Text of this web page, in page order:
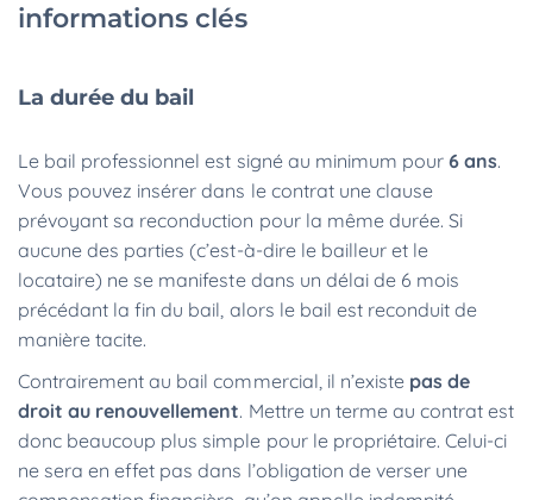
informations clés
La durée du bail
Le bail professionnel est signé au minimum pour 6 ans.
Vous pouvez insérer dans le contrat une clause
prévoyant sa reconduction pour la même durée. Si
aucune des parties (c’est-à-dire le bailleur et le
locataire) ne se manifeste dans un délai de 6 mois
précédant la fin du bail, alors le bail est reconduit de
manière tacite.
Contrairement au bail commercial, il n’existe pas de
droit au renouvellement. Mettre un terme au contrat est
donc beaucoup plus simple pour le propriétaire. Celui-ci
ne sera en effet pas dans l’obligation de verser une